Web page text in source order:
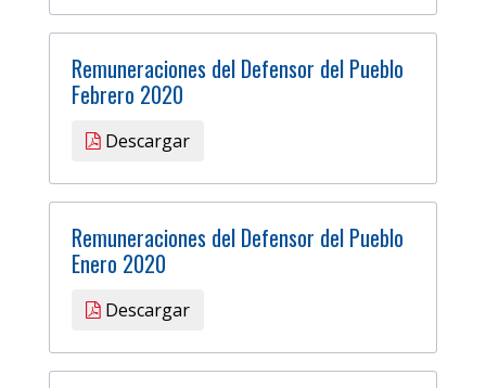
Remuneraciones del Defensor del Pueblo
Febrero 2020
Descargar
Remuneraciones del Defensor del Pueblo
Enero 2020
Descargar